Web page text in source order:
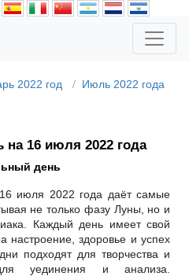
2022 год
Июль 2022 года
16 июля 2022 года
день
июля 2022 года даёт самые
не только фазу Луны, но и
Каждый день имеет свой
здоровье и успех
подходят для творчества и
уединения и анализа.